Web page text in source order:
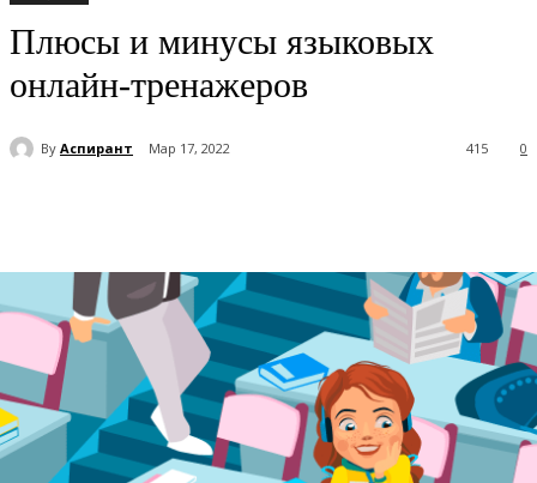
Плюсы и минусы языковых
онлайн-тренажеров
By Аспирант Мар 17, 2022 0
415